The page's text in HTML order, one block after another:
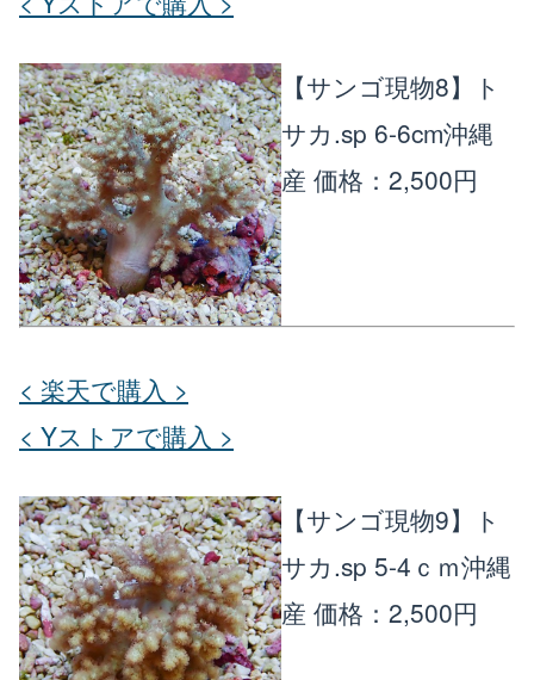
【サンゴ現物8】ト
サカ.sp 6-6cm沖縄
産 価格：2,500円
< 楽天で購入 >
< Yストアで購入 >
【サンゴ現物9】ト
サカ.sp 5-4ｃｍ沖縄
産 価格：2,500円